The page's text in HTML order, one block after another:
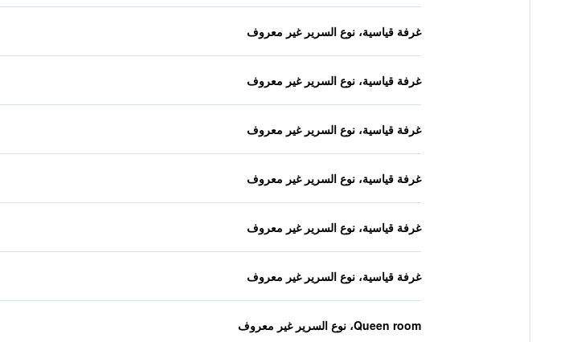
غرفة قياسية، نوع السرير غير معروف
غرفة قياسية، نوع السرير غير معروف
غرفة قياسية، نوع السرير غير معروف
غرفة قياسية، نوع السرير غير معروف
غرفة قياسية، نوع السرير غير معروف
غرفة قياسية، نوع السرير غير معروف
Queen room، نوع السرير غير معروف